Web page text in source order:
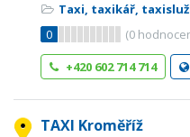
Taxi, taxikář,
0
(0
+420 602 714 714
TAXI Kroměříž